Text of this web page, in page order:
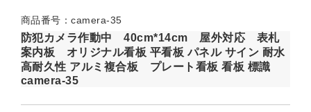
商品番号：camera-35
防犯カメラ作動中 40cm*14cm 屋外対応 表札
案内板 オリジナル看板 平看板 パネル サイン 耐水
高耐久性 アルミ複合板 プレート看板 看板 標識
camera-35